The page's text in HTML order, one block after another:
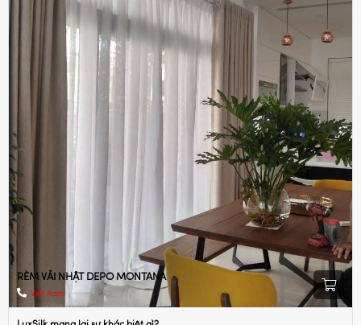
RÈM VẢI NHẬT DEPO MONTANA
Việt Nam